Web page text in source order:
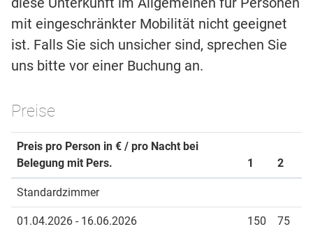
mit eingeschränkter Mobilität nicht geeignet
ist. Falls Sie sich unsicher sind, sprechen Sie
uns bitte vor einer Buchung an.
Preise
Preis pro Person in € / pro Nacht bei
Belegung mit Pers.
1 2
Standardzimmer
01.04.2026 - 16.06.2026 150 75